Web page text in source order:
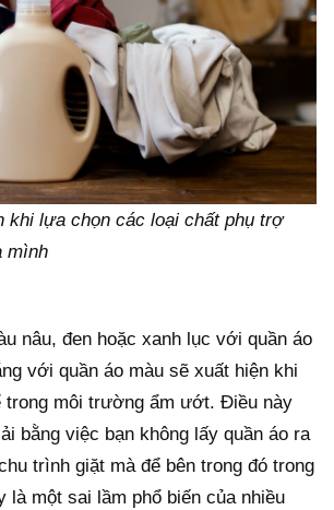
khi lựa chọn các loại chất phụ trợ
mình
nâu, đen hoặc xanh lục với quần áo
với quần áo màu sẽ xuất hiện khi
trong môi trường ẩm ướt. Điều này
bằng việc bạn không lấy quần áo ra
trình giặt mà để bên trong đó trong
là một sai lầm phổ biến của nhiều